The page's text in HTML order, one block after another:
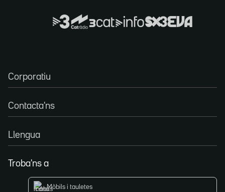
Corporatiu
Contacta'ns
Llengua
Troba'ns a
Mòbils i tauletes